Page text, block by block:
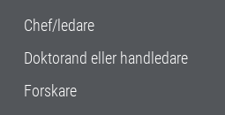
Chef/ledare
Doktorand eller handledare
Forskare